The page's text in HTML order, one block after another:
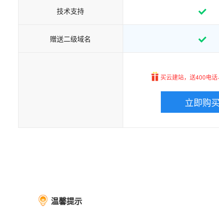
技术支持
赠送二级域名
买云建站，送400电
立即购
温馨提示